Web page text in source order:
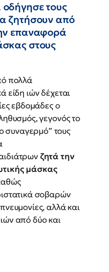
τους
ζητήσουν από
επαναφορά
στους
πολλά
είδη ιών δέχεται
εβδομάδες ο
γεγονός το
συναγερμό” τους
ζητά την
μάσκας
σοβαρών
αλλά και
από δύο και